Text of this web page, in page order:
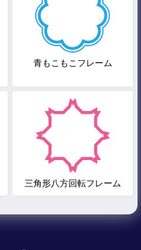
青もこもこフレーム
三角形八方回転フレーム